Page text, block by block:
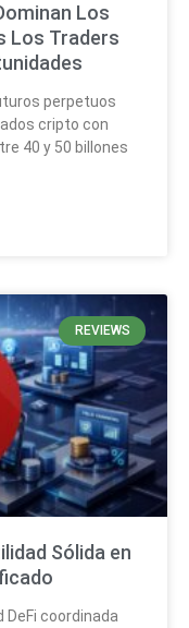
Los
Los Traders
perpetuos
cripto con
40 y 50 billones
REVIEWS
Sólida en
coordinada